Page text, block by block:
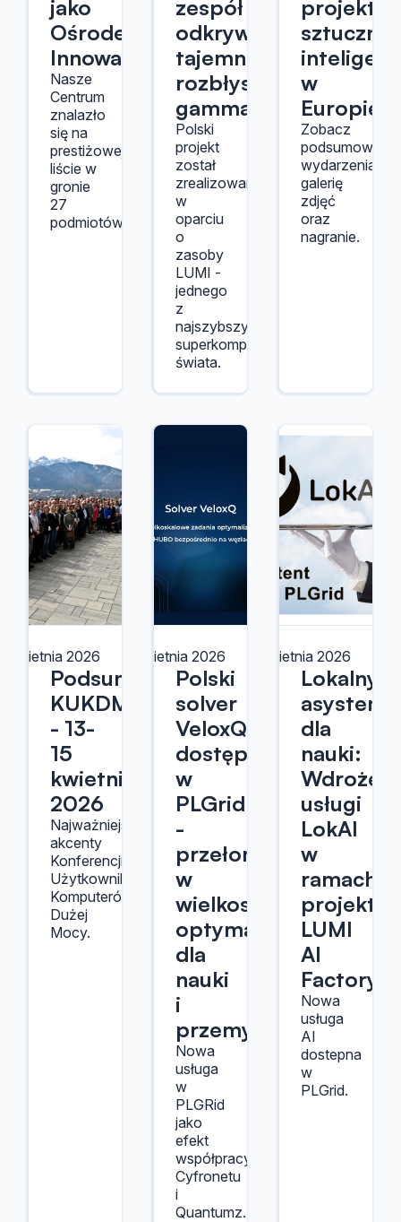
jako
Ośrodek
Innowacji
Nasze
Centrum
znalazło
się na
prestiżowej
liście w
gronie
27
podmiotów.
zespół
odkrywają
tajemnice
rozbłysków
gamma
Polski
projekt
został
zrealizowany
w
oparciu
o
zasoby
LUMI -
jednego
z
najszybszych
superkomputerów
świata.
sztucznej
w
Europie
Zobacz
podsumowanie
wydarzenia,
galerię
zdjęć
oraz
nagranie.
kwietnia 2026
Podsumowanie
KUKDM
- 13-
15
kwietnia
2026
Najważniejsze
akcenty
Konferencji
Użytkowników
Komputerów
Dużej
Mocy.
27 kwietnia 2026
Polski
solver
VeloxQ
dostępny
w
PLGrid
-
przełom
w
wielkoskalowej
optymalizacji
dla
nauki
i
przemysłu
Nowa
usługa
w
PLGRid
jako
efekt
współpracy
Cyfronetu
i
Quantumz.
23 kwietnia 2026
Lokalny
asystent
dla
nauki:
usługi
LokAI
w
ramach
projektu
LUMI
AI
Factory
Nowa
usługa
AI
dostepna
w
PLGrid.